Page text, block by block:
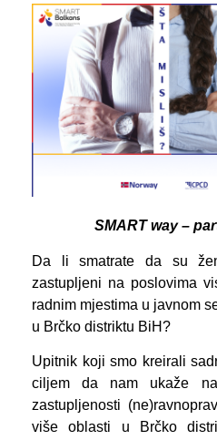
SMART way –
Da li smatrate da su
zastupljeni na poslovima
radnim mjestima u javnom
u Brčko distriktu BiH?
Upitnik koji smo kreirali
ciljem da nam ukaže
zastupljenosti
više oblasti u Brčko